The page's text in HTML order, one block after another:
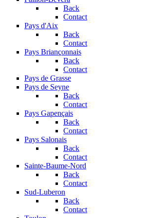
Back
Contact
Pays d'Aix
Back
Contact
Pays Briançonnais
Back
Contact
Pays de Grasse
Pays de Seyne
Back
Contact
Pays Gapençais
Back
Contact
Pays Salonais
Back
Contact
Sainte-Baume-Nord
Back
Contact
Sud-Luberon
Back
Contact